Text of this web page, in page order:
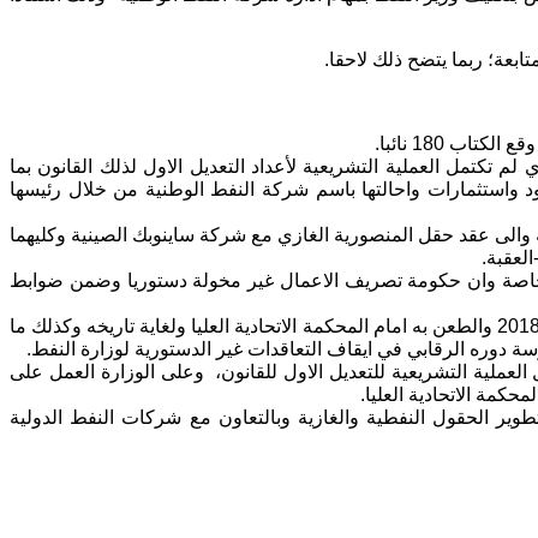
ربما يتضح ذلك لاحقا.
العملية التشريعية لأعداد التعديل الاول لذلك القانون بما
واحالتها باسم شركة النفط الوطنية من خلال رئيسها
عقد حقل المنصورية الغازي مع شركة ساينوبك الصينية وكليهما
خاصة وان حكومة تصريف الاعمال غير مخولة دستوريا وضمن ضوابط
سبق لي ان تناولت وفي مداخلات عديدة جميع الفقرات التي تضمنها الكتاب اعلاه منذ تشريع قانون شركة النفط الوطنية رقم 4 لسنة 2018 والطعن به امام المحكمة الاتحادية العليا ولغاية تاريخه وكذلك ما
دوره الرقابي في ايقاف التعاقدات غير الدستورية لوزارة النفط.
التشريعية للتعديل الاول للقانون، وعلى الوزارة العمل على
الاتحادية العليا.
الحقول النفطية والغازية وبالتعاون مع شركات النفط الدولية